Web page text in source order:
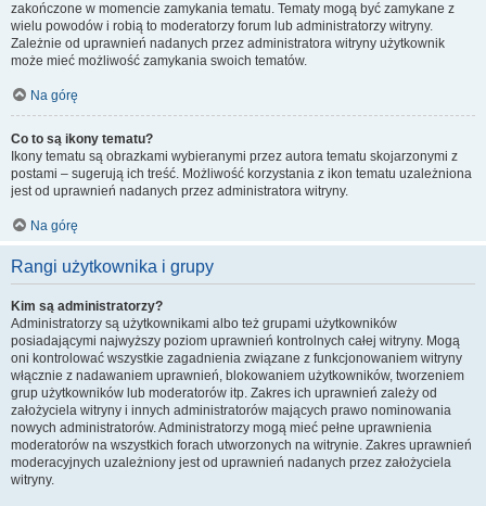
zakończone w momencie zamykania tematu. Tematy mogą być zamykane z
wielu powodów i robią to moderatorzy forum lub administratorzy witryny.
Zależnie od uprawnień nadanych przez administratora witryny użytkownik
może mieć możliwość zamykania swoich tematów.
Na górę
Co to są ikony tematu?
Ikony tematu są obrazkami wybieranymi przez autora tematu skojarzonymi z
postami – sugerują ich treść. Możliwość korzystania z ikon tematu uzależniona
jest od uprawnień nadanych przez administratora witryny.
Na górę
Rangi użytkownika i grupy
Kim są administratorzy?
Administratorzy są użytkownikami albo też grupami użytkowników
posiadającymi najwyższy poziom uprawnień kontrolnych całej witryny. Mogą
oni kontrolować wszystkie zagadnienia związane z funkcjonowaniem witryny
włącznie z nadawaniem uprawnień, blokowaniem użytkowników, tworzeniem
grup użytkowników lub moderatorów itp. Zakres ich uprawnień zależy od
założyciela witryny i innych administratorów mających prawo nominowania
nowych administratorów. Administratorzy mogą mieć pełne uprawnienia
moderatorów na wszystkich forach utworzonych na witrynie. Zakres uprawnień
moderacyjnych uzależniony jest od uprawnień nadanych przez założyciela
witryny.